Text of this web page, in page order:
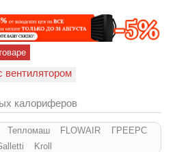
калориферов
Тепломаш FLOWAIR
ГРЕЕРС
Kroll